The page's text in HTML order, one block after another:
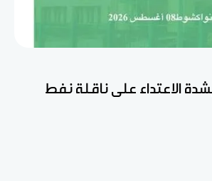
الاعتداء على ناقلة نفط